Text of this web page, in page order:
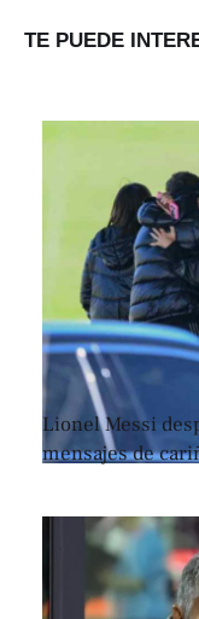
TE PUEDE
Lionel Messi
mensajes de